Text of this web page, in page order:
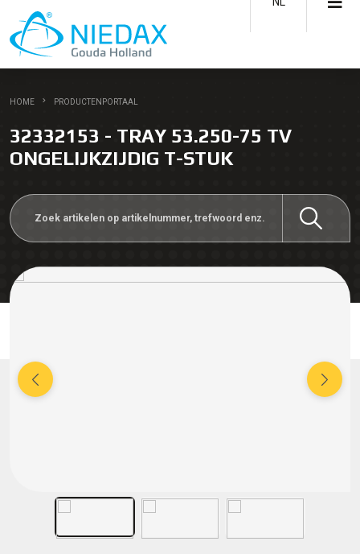
HOME PRODUCTENPORTAAL
32332153 - TRAY 53.250-75 TV
ONGELIJKZIJDIG T-STUK